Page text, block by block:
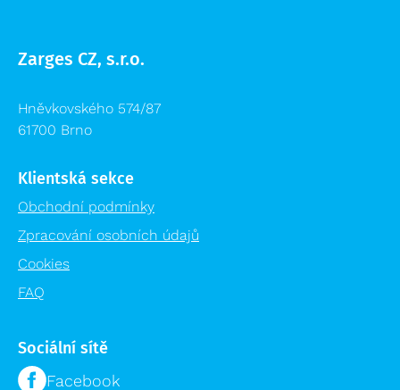
Zarges CZ, s.r.o.
Hněvkovského 574/87
61700 Brno
Klientská sekce
Obchodní podmínky
Zpracování osobních údajů
Cookies
FAQ
Sociální sítě
Facebook